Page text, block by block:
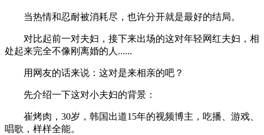
当热情和忍耐被消耗尽，也许分开就是最好的结局。
对比起前一对夫妇，接下来出场的这对年轻网红夫妇，相
处起来完全不像刚离婚的人......
用网友的话来说：这对是来相亲的吧？
先介绍一下这对小夫妇的背景：
崔烤肉，30岁，韩国出道15年的视频博主，吃播、游戏、
唱歌，样样全能。